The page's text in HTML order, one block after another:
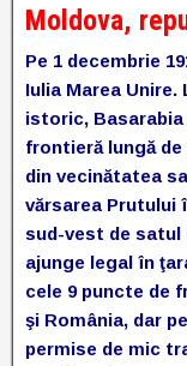
Moldova,
Pe 1 decembrie
Iulia Marea Unire.
istoric,
frontieră lungă
din vecinătatea
vărsarea Prutului
sud-vest de satul
ajunge legal în
cele 9 puncte de
şi România, dar
permise de mic